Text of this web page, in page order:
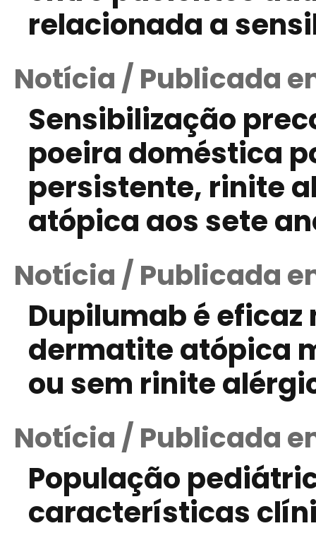
relacionada a
Notícia / Publicada
Sensibilização
poeira doméstica
persistente, rinite
atópica aos sete
Notícia / Publicada
Dupilumab é
dermatite atópica
ou sem rinite
Notícia / Publicada
População
características